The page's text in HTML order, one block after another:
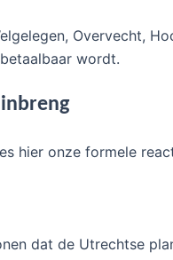
Overvecht,
wordt.
hier onze formele
dat de Utrechtse